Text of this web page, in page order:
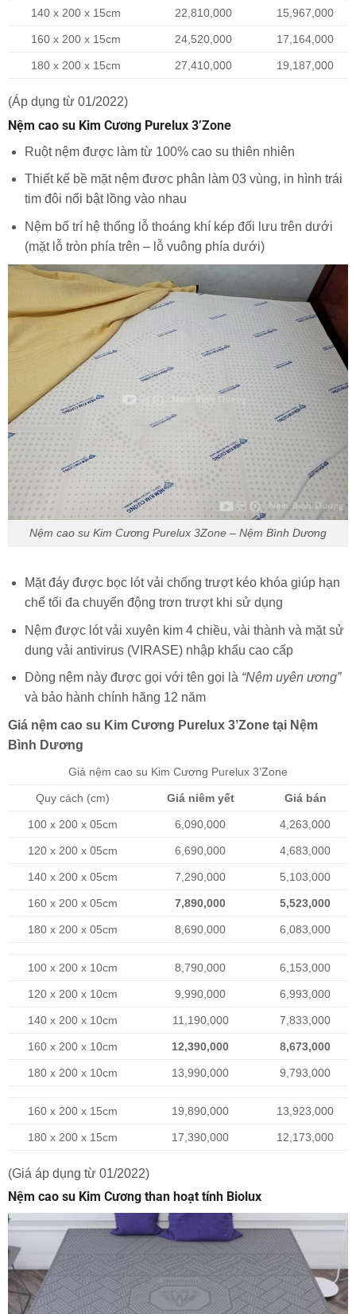
140 x 200 x 15cm 22,810,000 15,967,000
160 x 200 x 15cm 24,520,000 17,164,000
180 x 200 x 15cm 27,410,000 19,187,000
(Áp dụng từ 01/2022)
Nệm cao su Kim Cương Purelux 3’Zone
Ruột nệm được làm từ 100% cao su thiên nhiên
Thiết kế bề mặt nệm đươc phân làm 03 vùng, in hình trái
tim đôi nổi bật lồng vào nhau
Nệm bố trí hệ thống lỗ thoáng khí kép đối lưu trên dưới
(mặt lỗ tròn phía trên – lỗ vuông phía dưới)
Nệm cao su Kim Cương Purelux 3Zone – Nệm Bình Dương
Mặt đáy được bọc lót vải chống trượt kéo khóa giúp hạn
chế tối đa chuyển động trơn trượt khi sử dụng
Nệm được lót vải xuyên kim 4 chiều, vài thành và mặt sử
dung vải antivirus (VIRASE) nhập khẩu cao cấp
Dòng nệm này được gọi với tên gọi là “Nệm uyên ương”
và bảo hành chính hãng 12 năm
Giá nệm cao su Kim Cương Purelux 3’Zone tại Nệm
Bình Dương
Giá nệm cao su Kim Cương Purelux 3’Zone
Quy cách (cm) Giá niêm yết Giá bán
100 x 200 x 05cm 6,090,000 4,263,000
120 x 200 x 05cm 6,690,000 4,683,000
140 x 200 x 05cm 7,290,000 5,103,000
160 x 200 x 05cm 7,890,000 5,523,000
180 x 200 x 05cm 8,690,000 6,083,000
100 x 200 x 10cm 8,790,000 6,153,000
120 x 200 x 10cm 9,990,000 6,993,000
140 x 200 x 10cm 11,190,000 7,833,000
160 x 200 x 10cm 12,390,000 8,673,000
180 x 200 x 10cm 13,990,000 9,793,000
160 x 200 x 15cm 19,890,000 13,923,000
180 x 200 x 15cm 17,390,000 12,173,000
(Giá áp dụng từ 01/2022)
Nệm cao su Kim Cương than hoạt tính Biolux